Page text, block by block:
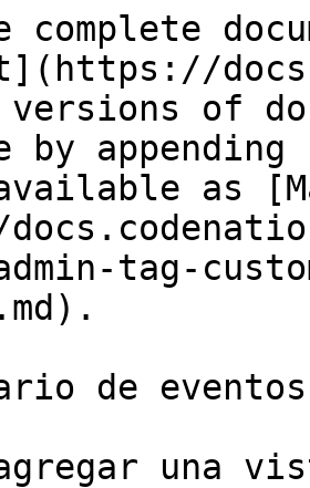
complete
versions of
by
as
tag-
de eventos
agregar una